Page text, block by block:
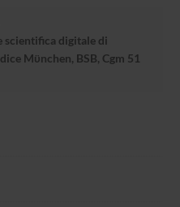
scientifica digitale di
Mϋnchen, BSB, Cgm 51